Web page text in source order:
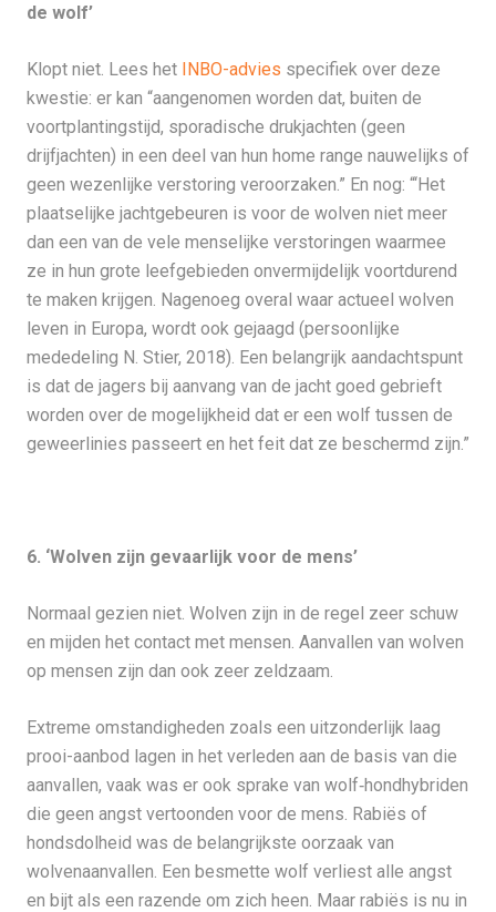
de wolf’
Klopt niet. Lees het INBO-advies specifiek over deze
kwestie: er kan “aangenomen worden dat, buiten de
voortplantingstijd, sporadische drukjachten (geen
drijfjachten) in een deel van hun home range nauwelijks of
geen wezenlijke verstoring veroorzaken.” En nog: “‘Het
plaatselijke jachtgebeuren is voor de wolven niet meer
dan een van de vele menselijke verstoringen waarmee
ze in hun grote leefgebieden onvermijdelijk voortdurend
te maken krijgen. Nagenoeg overal waar actueel wolven
leven in Europa, wordt ook gejaagd (persoonlijke
mededeling N. Stier, 2018). Een belangrijk aandachtspunt
is dat de jagers bij aanvang van de jacht goed gebrieft
worden over de mogelijkheid dat er een wolf tussen de
geweerlinies passeert en het feit dat ze beschermd zijn.”
6. ‘Wolven zijn gevaarlijk voor de mens’
Normaal gezien niet. Wolven zijn in de regel zeer schuw
en mijden het contact met mensen. Aanvallen van wolven
op mensen zijn dan ook zeer zeldzaam.
Extreme omstandigheden zoals een uitzonderlijk laag
prooi-aanbod lagen in het verleden aan de basis van die
aanvallen, vaak was er ook sprake van wolf‐hondhybriden
die geen angst vertoonden voor de mens. Rabiës of
hondsdolheid was de belangrijkste oorzaak van
wolvenaanvallen. Een besmette wolf verliest alle angst
en bijt als een razende om zich heen. Maar rabiës is nu in